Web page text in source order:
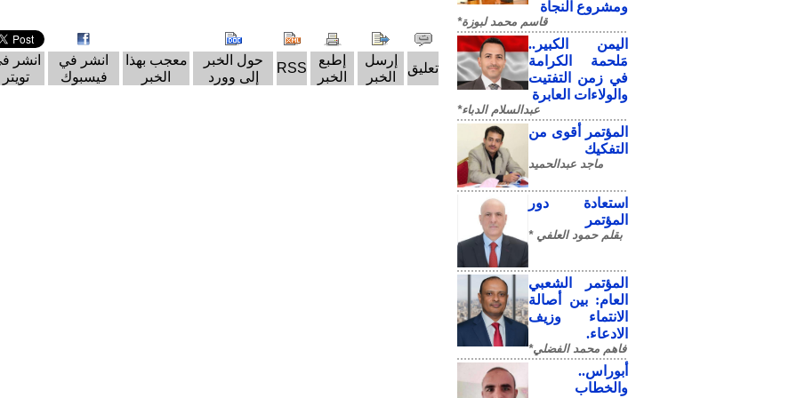
ومشروع النجاة
قاسم محمد لبوزة*
​اليمن الكبير..
مَلحمة الكرامة
في زمن التفتيت
والولاءات العابرة
عبدالسلام الدباء*
المؤتمر أقوى من
التفكيك
ماجد عبدالحميد
استعادة دور
المؤتمر
بقلم حمود العلفي *
المؤتمر الشعبي
العام: بين أصالة
الانتماء وزيف
الادعاء.
فاهم محمد الفضلي*
أبوراس..
والخطاب
تعليق
إرسل
الخبر
إطبع
الخبر
RSS
حول الخبر
إلى وورد
معجب بهذا
الخبر
انشر في
فيسبوك
انشر
تويتر